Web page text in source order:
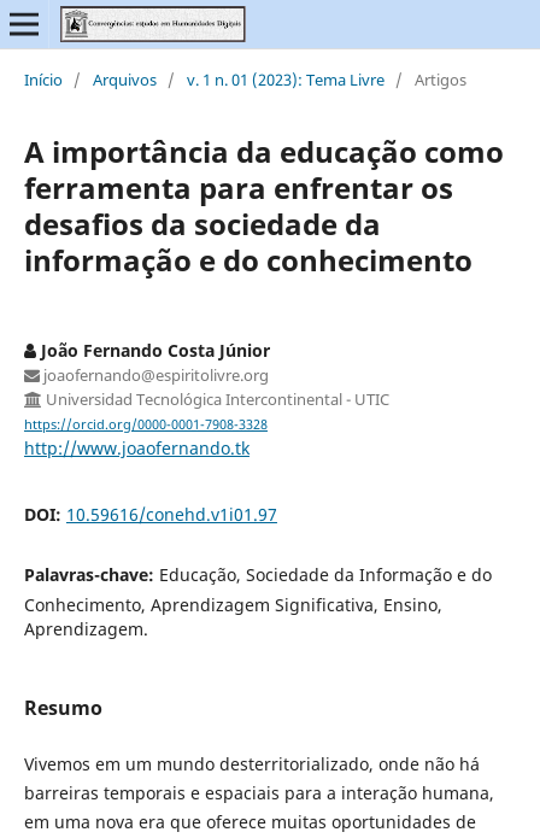
Início / Arquivos / v. 1 n. 01 (2023): Tema Livre / Artigos
A importância da educação como
ferramenta para enfrentar os
desafios da sociedade da
informação e do conhecimento
João Fernando Costa Júnior
joaofernando@espiritolivre.org
Universidad Tecnológica Intercontinental - UTIC
https://orcid.org/0000-0001-7908-3328
http://www.joaofernando.tk
DOI: 10.59616/conehd.v1i01.97
Palavras-chave: Educação, Sociedade da Informação e do
Conhecimento, Aprendizagem Significativa, Ensino,
Aprendizagem.
Resumo
Vivemos em um mundo desterritorializado, onde não há
barreiras temporais e espaciais para a interação humana,
em uma nova era que oferece muitas oportunidades de